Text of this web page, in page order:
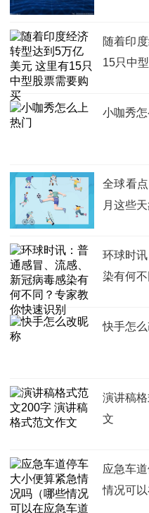
随着印
15只中
小咖秀
全球看
月这些
环球时
染有何
快手怎
演讲稿
文
应急车
情况可以